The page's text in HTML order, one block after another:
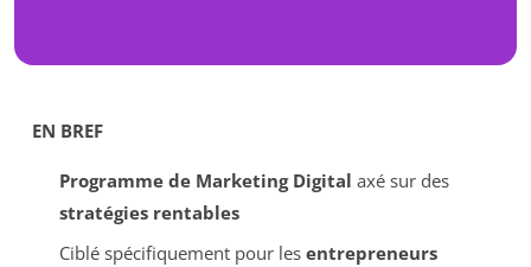
EN BREF
Programme de Marketing Digital axé sur des
stratégies rentables
Ciblé spécifiquement pour les entrepreneurs